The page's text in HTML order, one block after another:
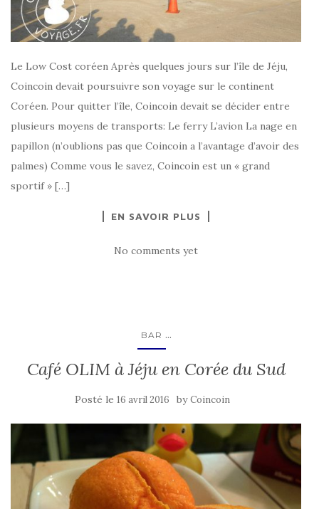
Le Low Cost coréen Après quelques jours sur l’île de Jéju,
Coincoin devait poursuivre son voyage sur le continent
Coréen. Pour quitter l’île, Coincoin devait se décider entre
plusieurs moyens de transports: Le ferry L’avion La nage en
papillon (n’oublions pas que Coincoin a l’avantage d’avoir des
palmes) Comme vous le savez, Coincoin est un « grand
sportif » […]
EN SAVOIR PLUS
No comments yet
BAR ...
Café OLIM à Jéju en Corée du Sud
Posté le 16 avril 2016 byCoincoin